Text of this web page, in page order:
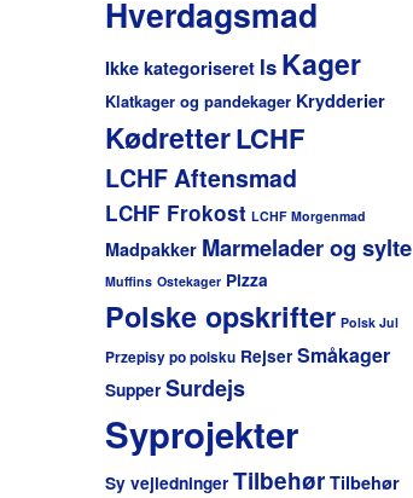
Hverdagsmad
Ikke kategoriseret Is Kager
Klatkager og pandekager Krydderier
KødretterLCHF
LCHF Aftensmad
LCHF Frokost LCHF Morgenmad
Madpakker Marmelader og sylte
Muffins Ostekager Pizza
Polske opskrifter Polsk Jul
Przepisy po polsku Rejser Småkager
Supper Surdejs
Syprojekter
Sy vejledninger Tilbehør Tilbehør